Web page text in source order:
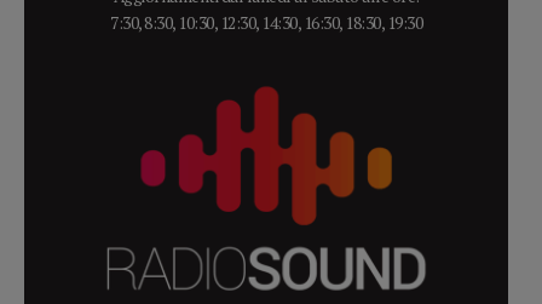
7:30, 8:30, 10:30, 12:30, 14:30, 16:30, 18:30, 19:30